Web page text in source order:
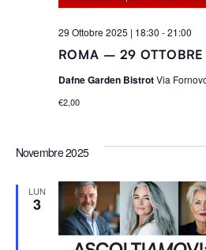
ROMA – 29 OTTOBRE
29 Ottobre 2025 | 18:30 -21:00
Dafne Garden BistrotVia
€2,00
Novembre 2025
LUN
3